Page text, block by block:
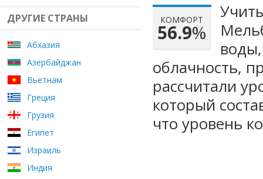
ДРУГИЕ СТРАНЫ
Абхазия
Азербайджан
Вьетнам
Греция
Грузия
Египет
Израиль
Индия
КОМФОРТ
56.9%
облачность,
рассчитали
который
что уровень